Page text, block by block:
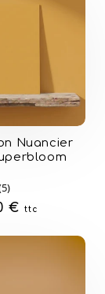
Nuancier
€ ttc